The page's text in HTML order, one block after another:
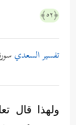
﴿٥٢﴾
تفسير السعدي
ولهذا قال